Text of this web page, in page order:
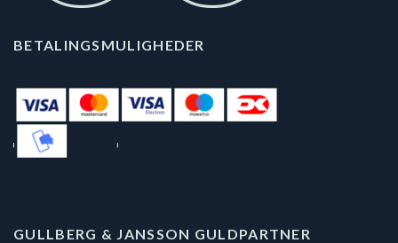
BETALINGSMULIGHEDER
GULLBERG & JANSSON GULDPARTNER